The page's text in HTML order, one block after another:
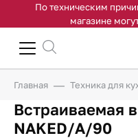
По техническим
магазине
Главная Техника для
Встраиваемая
NAKED/A/90